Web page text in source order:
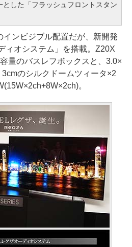
とした「フラッシュフロントスタン
ンビジブル配置だが、新開発
ィオシステム」を搭載。Z20X
量のバスレフボックスと、3.0×
のシルクドームツィータ×2
。